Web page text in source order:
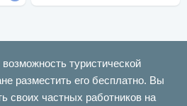
туристической
разместить его бесплатно. Вы
своих частных работников на